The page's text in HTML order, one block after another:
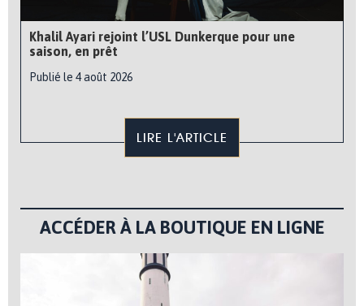
Khalil Ayari rejoint l’USL Dunkerque pour une
saison, en prêt
Publié le 4 août 2026
LIRE L'ARTICLE
ACCÉDER À LA BOUTIQUE EN LIGNE